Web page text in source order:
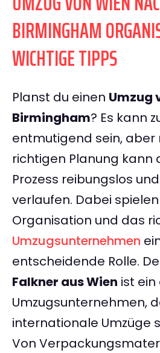
BIRMINGHAM
WICHTIGE TIPPS
Planst du einen Umzug
Birmingham? Es kann
entmutigend sein, aber
richtigen Planung kann
Prozess reibungslos
verlaufen. Dabei
Organisation und das
Umzugsunternehmen
entscheidende Rolle.
Falkner aus Wien ist
Umzugsunternehmen,
internationale Umzüge
Von